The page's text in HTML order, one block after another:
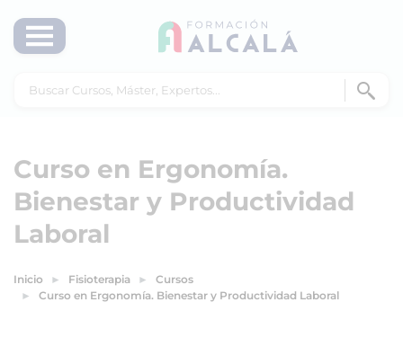
Curso en Ergonomía.
Bienestar y Productividad
Laboral
Inicio Fisioterapia
Cursos
Curso en Ergonomía. Bienestar y Productividad Laboral